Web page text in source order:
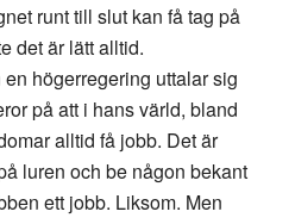
runt till slut kan få tag på
det är lätt alltid.
högerregering uttalar sig
på att i hans värld, bland
alltid få jobb. Det är
luren och be någon bekant
ett jobb. Liksom. Men